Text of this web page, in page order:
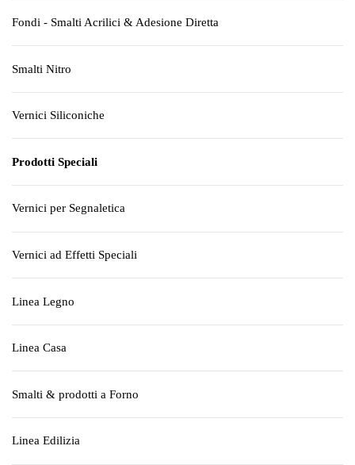
Fondi - Smalti Acrilici & Adesione Diretta
Smalti Nitro
Vernici Siliconiche
Prodotti Speciali
Vernici per Segnaletica
Vernici ad Effetti Speciali
Linea Legno
Linea Casa
Smalti & prodotti a Forno
Linea Edilizia